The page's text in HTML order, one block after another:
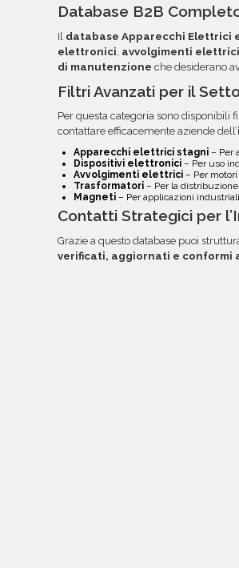
essere importati nei tuoi
colonne per semplificare
volta pronti, troverai file e
link diretto via email.
Database B2B
Il database Apparecchi Elettrici
elettronici avvolgimenti elettrici
di manutenzione che desiderano
Filtri Avanzati per il
Per questa categoria sono disponibili
contattare efficacemente aziende dell’
Apparecchi elettrici stagni – Per
Dispositivi elettronici – Per uso
Avvolgimenti elettrici – Per
Trasformatori – Per la distribuzione
Magneti – Per applicazioni industriali
Contatti Strategici per
Grazie a questo database puoi
verificati, aggiornati e conformi